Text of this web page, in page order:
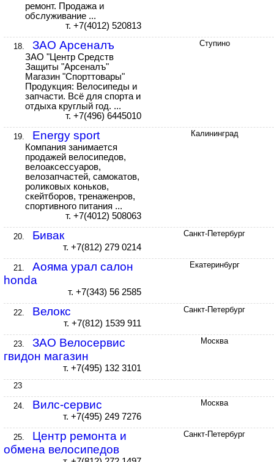
ремонт. Продажа и
обслуживание ...
т. +7(4012) 520813
18. ЗАО Арсеналъ
ЗАО "Центр Средств
Защиты "Арсеналъ"
Магазин "Спорттовары"
Продукция: Велосипеды и
запчасти. Всё для спорта и
отдыха круглый год. ...
т. +7(496) 6445010
Ступино
19. Energy sport
Компания занимается
продажей велосипедов,
велоаксессуаров,
велозапчастей, самокатов,
роликовых коньков,
скейтборов, тренаженров,
спортивного питания ...
т. +7(4012) 508063
Калининград
20. Бивак
т. +7(812) 279 0214
Санкт-Петербург
21.
Аояма урал салон
honda
т. +7(343) 56 2585
Екатеринбург
22. Велокс
т. +7(812) 1539 911
Санкт-Петербург
23.
ЗАО Велосервис
гвидон магазин
т. +7(495) 132 3101
Москва
23
24. Вилс-сервис
т. +7(495) 249 7276
Москва
25.
Центр ремонта и
обмена велосипедов
Санкт-Петербург